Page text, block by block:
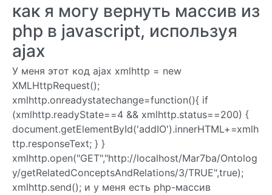
как я могу вернуть массив из
php в javascript, используя
ajax
У меня этот код ajax xmlhttp = new
XMLHttpRequest();
xmlhttp.onreadystatechange=function(){ if
(xmlhttp.readyState==4 && xmlhttp.status==200) {
document.getElementById('addIO').innerHTML+=xmlh
ttp.responseText; } }
xmlhttp.open("GET","http://localhost/Mar7ba/Ontolog
y/getRelatedConceptsAndRelations/3/TRUE",true);
xmlhttp.send(); и у меня есть php-массив